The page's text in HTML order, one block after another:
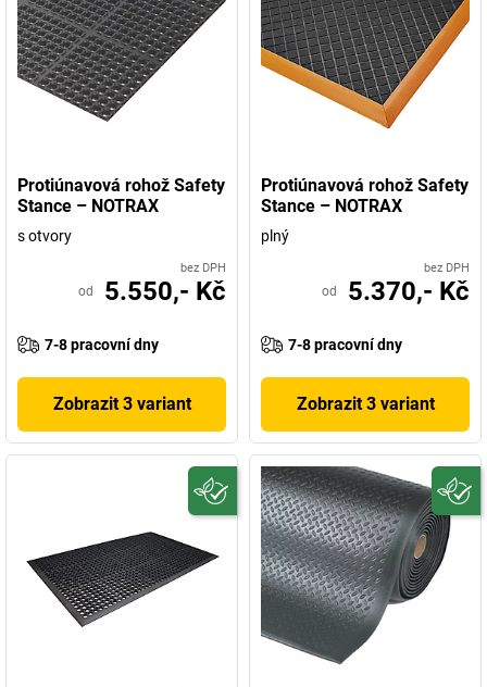
Protiúnavová rohož Safety
Stance – NOTRAX
s otvory
bez DPH
od 5.550,- Kč
7-8 pracovní dny
Zobrazit 3 variant
Protiúnavová rohož Safety
Stance – NOTRAX
plný
bez DPH
od 5.370,- Kč
7-8 pracovní dny
Zobrazit 3 variant